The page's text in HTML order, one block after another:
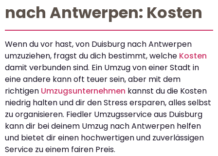
nach Antwerpen: Kosten
Wenn du vor hast, von Duisburg nach Antwerpen
umzuziehen, fragst du dich bestimmt, welche Kosten
damit verbunden sind. Ein Umzug von einer Stadt in
eine andere kann oft teuer sein, aber mit dem
richtigen Umzugsunternehmen kannst du die Kosten
niedrig halten und dir den Stress ersparen, alles selbst
zu organisieren. Fiedler Umzugsservice aus Duisburg
kann dir bei deinem Umzug nach Antwerpen helfen
und bietet dir einen hochwertigen und zuverlässigen
Service zu einem fairen Preis.